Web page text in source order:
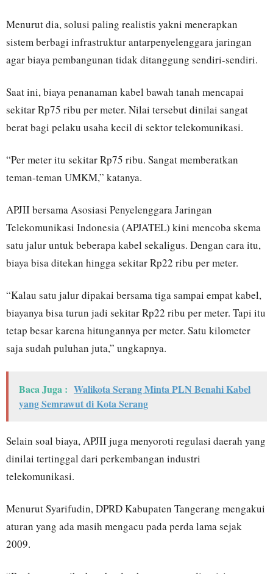
Menurut dia, solusi paling realistis yakni menerapkan
sistem berbagi infrastruktur antarpenyelenggara jaringan
agar biaya pembangunan tidak ditanggung sendiri-sendiri.
Saat ini, biaya penanaman kabel bawah tanah mencapai
sekitar Rp75 ribu per meter. Nilai tersebut dinilai sangat
berat bagi pelaku usaha kecil di sektor telekomunikasi.
“Per meter itu sekitar Rp75 ribu. Sangat memberatkan
teman-teman UMKM,” katanya.
APJII bersama Asosiasi Penyelenggara Jaringan
Telekomunikasi Indonesia (APJATEL) kini mencoba skema
satu jalur untuk beberapa kabel sekaligus. Dengan cara itu,
biaya bisa ditekan hingga sekitar Rp22 ribu per meter.
“Kalau satu jalur dipakai bersama tiga sampai empat kabel,
biayanya bisa turun jadi sekitar Rp22 ribu per meter. Tapi itu
tetap besar karena hitungannya per meter. Satu kilometer
saja sudah puluhan juta,” ungkapnya.
Baca Juga : Walikota Serang Minta PLN Benahi Kabel
yang Semrawut di Kota Serang
Selain soal biaya, APJII juga menyoroti regulasi daerah yang
dinilai tertinggal dari perkembangan industri
telekomunikasi.
Menurut Syarifudin, DPRD Kabupaten Tangerang mengakui
aturan yang ada masih mengacu pada perda lama sejak
2009.